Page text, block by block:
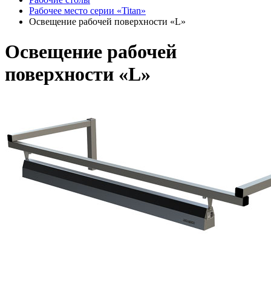
Рабочее место серии «Titan»
Освещение рабочей поверхности «L»
Освещение рабочей
поверхности «L»